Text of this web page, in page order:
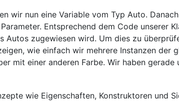
wir nun eine Variable vom Typ Auto.
Entsprechend dem Code unserer
Autos zugewiesen wird. Um dies zu
wie einfach wir mehrere Instanzen der
mit einer anderen Farbe. Wir haben gerade
wie Eigenschaften, Konstruktoren und